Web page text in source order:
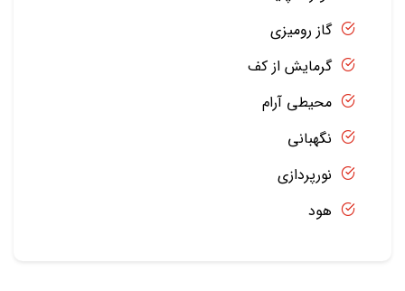
گاز رومیزی
گرمایش از کف
محیطی آرام
نگهبانی
نورپردازی
هود